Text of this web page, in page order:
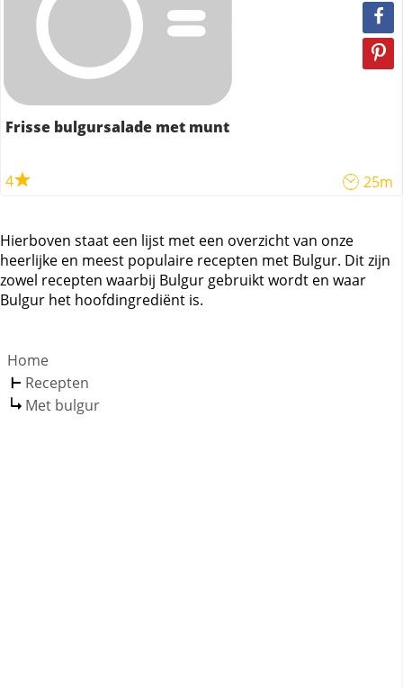
Frisse bulgursalade met munt
4 25m
Hierboven staat een lijst met een overzicht van onze
heerlijke en meest populaire recepten met Bulgur. Dit zijn
zowel recepten waarbij Bulgur gebruikt wordt en waar
Bulgur het hoofdingrediënt is.
Home
Recepten
Met bulgur